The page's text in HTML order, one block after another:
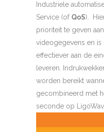
Industriele
Service (of QoS).
prioriteit te geven
videogegevens en
effectiever aan de
leveren.
worden bereikt
gecombineerd met
seconde op